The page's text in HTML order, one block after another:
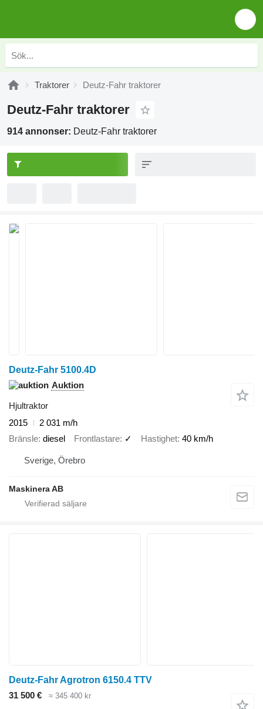
Traktorer Deutz-Fahr traktorer
Deutz-Fahr traktorer
914 annonser: Deutz-Fahr traktorer
Deutz-Fahr 5100.4D
Auktion
Hjultraktor
2015
2 031 m/h
Bränsle diesel Frontlastare ✓ Hastighet 40 km/h
Sverige, Örebro
Maskinera AB
Deutz-Fahr Agrotron 6150.4 TTV
31 500 €
≈ 345 400 kr